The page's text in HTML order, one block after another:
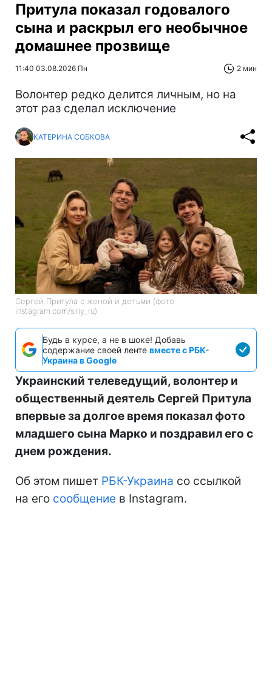
Притула показал годовалого
сына и раскрыл его необычное
домашнее прозвище
11:40 03.08.2026 Пн 2 мин
Волонтер редко делится личным, но на
этот раз сделал исключение
КАТЕРИНА СОБКОВА
Сергей Притула с женой и детьми (фото:
instagram.com/siriy_ru)
Будь в курсе, а не в шоке! Добавь
содержание своей ленте вместе с РБК-
Украина в Google
Украинский телеведущий, волонтер и
общественный деятель Сергей Притула
впервые за долгое время показал фото
младшего сына Марко и поздравил его с
днем рождения.
Об этом пишет РБК-Украина со ссылкой
на его сообщение в Instagram.